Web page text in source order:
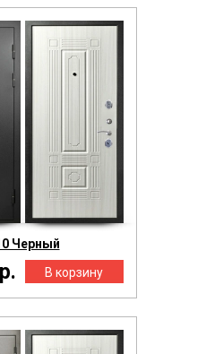
Черный